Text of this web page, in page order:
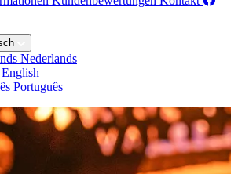
Nederlands
English
Português